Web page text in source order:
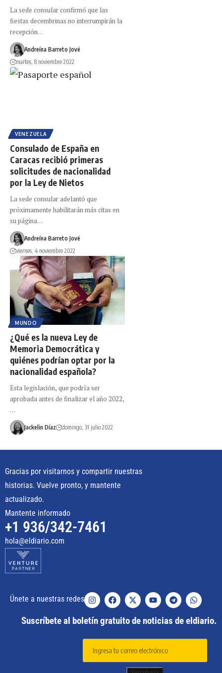
La sede consular confirmó que las
fiestas decembrinas no interrumpirán la
recepción…
Andreína Barreto Jové
martes, 8 noviembre 2022
VENEZUELA
Consulado de España en
Caracas recibió primeras
solicitudes de nacionalidad
por la Ley de Nietos
La sede consular adelantó que
próximamente habilitarán más citas en
su página…
Andreína Barreto Jové
viernes, 4 noviembre 2022
MUNDO
¿Qué es la nueva Ley de
Memoria Democrática y
quiénes podrían optar por la
nacionalidad española?
Esta legislación, que podría ser
aprobada antes de finalizar el año 2022,
…
Jackelin Díaz domingo, 31 julio 2022
Gracias por visitarnos y compartir nuestras
historias. Vuelve pronto, y mantente
actualizado.
Mantente informado
+1 936/342-7461
hola@eldiario.com
Únete a nuestras redes
Suscríbete al boletín gratuito de noticias de eldiario.